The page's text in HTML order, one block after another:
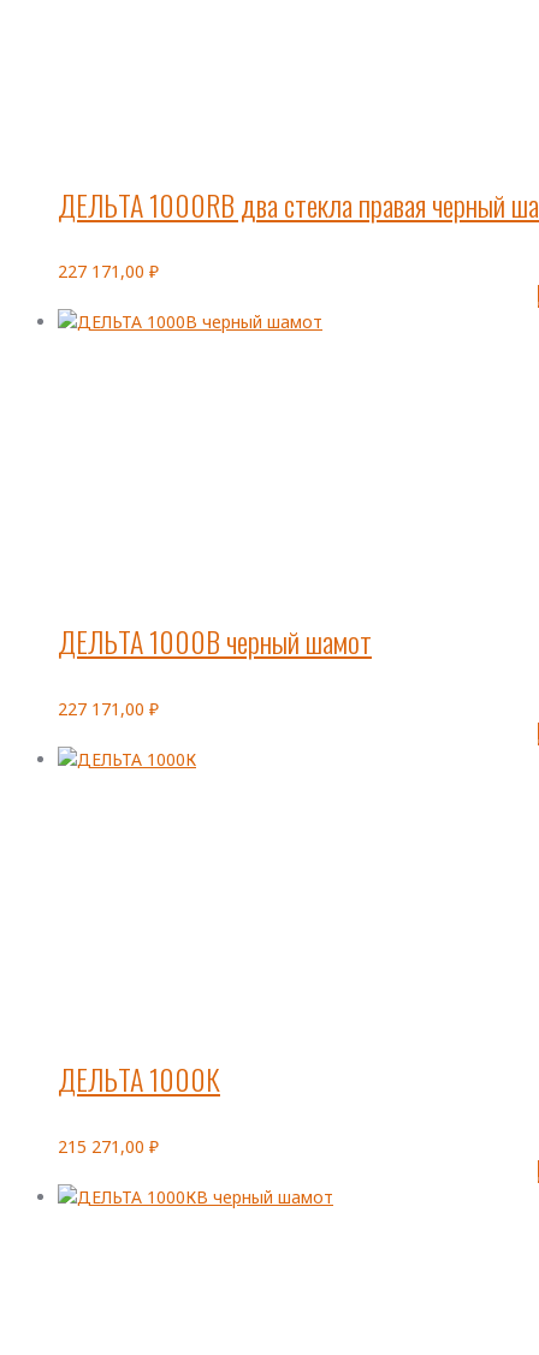
ДЕЛЬТА 1000RB два стекла правая черный
227 171,00 ₽
ДЕЛЬТА 1000В черный шамот
227 171,00 ₽
ДЕЛЬТА 1000К
215 271,00 ₽